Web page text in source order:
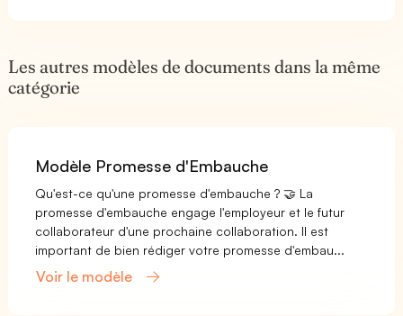
Les autres modèles de documents dans la même
catégorie
Modèle Promesse d'Embauche
Qu'est-ce qu'une promesse d'embauche ? 🤝 La
promesse d'embauche engage l'employeur et le futur
collaborateur d'une prochaine collaboration. Il est
important de bien rédiger votre promesse d'embau...
Voir le modèle